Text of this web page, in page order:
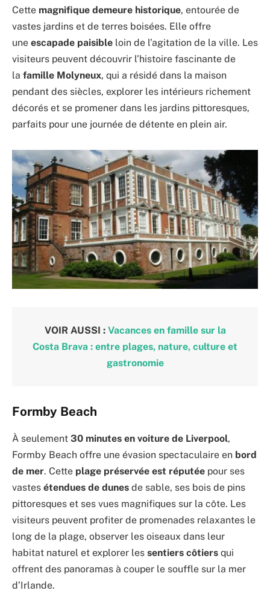
Cette magnifique demeure historique, entourée de
vastes jardins et de terres boisées. Elle offre
une escapade paisible loin de l’agitation de la ville. Les
visiteurs peuvent découvrir l’histoire fascinante de
la famille Molyneux, qui a résidé dans la maison
pendant des siècles, explorer les intérieurs richement
décorés et se promener dans les jardins pittoresques,
parfaits pour une journée de détente en plein air.
VOIR AUSSI : Vacances en famille sur la
Costa Brava : entre plages, nature, culture et
gastronomie
Formby Beach
À seulement 30 minutes en voiture de Liverpool,
Formby Beach offre une évasion spectaculaire en bord
de mer. Cette plage préservée est réputée pour ses
vastes étendues de dunes de sable, ses bois de pins
pittoresques et ses vues magnifiques sur la côte. Les
visiteurs peuvent profiter de promenades relaxantes le
long de la plage, observer les oiseaux dans leur
habitat naturel et explorer les sentiers côtiers qui
offrent des panoramas à couper le souffle sur la mer
d’Irlande.